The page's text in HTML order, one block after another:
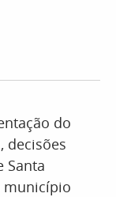
do
decisões
Santa
município